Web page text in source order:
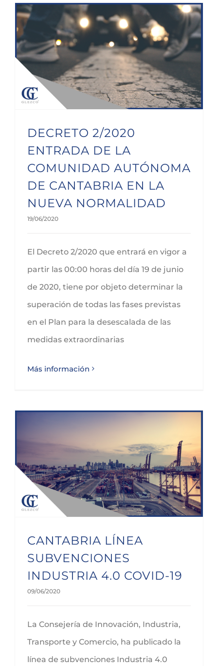
DECRETO 2/2020
ENTRADA DE LA
COMUNIDAD AUTÓNOMA
DE CANTABRIA EN LA
NUEVA NORMALIDAD
19/06/2020
El Decreto 2/2020 que entrará en vigor a
partir las 00:00 horas del día 19 de junio
de 2020, tiene por objeto determinar la
superación de todas las fases previstas
en el Plan para la desescalada de las
medidas extraordinarias
Más información
CANTABRIA LÍNEA
SUBVENCIONES
INDUSTRIA 4.0 COVID-19
09/06/2020
La Consejería de Innovación, Industria,
Transporte y Comercio, ha publicado la
línea de subvenciones Industria 4.0